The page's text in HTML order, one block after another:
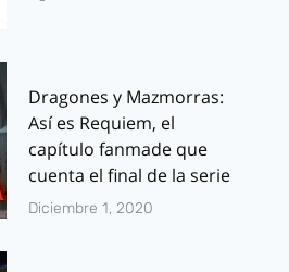
Dragones y Mazmorras:
Así es Requiem, el
capítulo fanmade que
cuenta el final de la serie
Diciembre 1, 2020